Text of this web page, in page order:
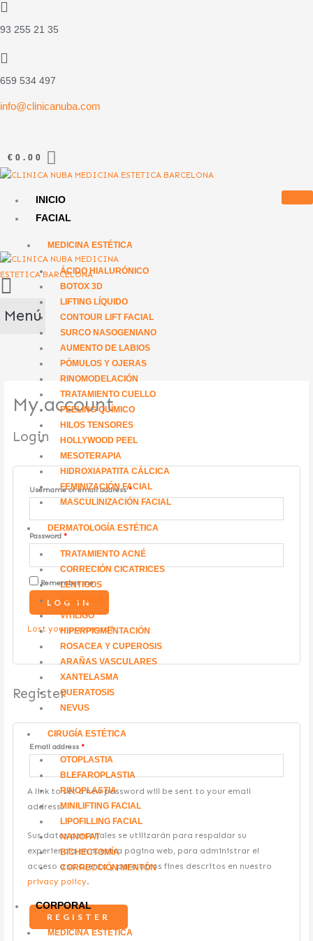
contenido
93 255 21 35
659 534 497
info@clinicanuba.com
€ 0.00
INICIO
FACIAL
MEDICINA ESTÉTICA
ÁCIDO HIALURÓNICO
BОTОX 3D
LIFTING LÍQUIDO
CONTOUR LIFT FACIAL
SURCO NASOGENIANO
AUMENTO DE LABIOS
PÓMULOS Y OJERAS
RINOMODELACIÓN
TRATAMIENTO CUELLO
PEELING QUÍMICO
HILOS TENSORES
HOLLYWOOD PEEL
MESOTERAPIA
HIDROXIAPATITA CÁLCICA
FEMINIZACIÓN FACIAL
MASCULINIZACIÓN FACIAL
DERMATOLOGÍA ESTÉTICA
TRATAMIENTO ACNÉ
CORRECIÓN CICATRICES
LENTIGOS
MELASMA
VITILIGO
HIPERPIGMENTACIÓN
ROSACEA Y CUPEROSIS
ARAÑAS VASCULARES
XANTELASMA
QUERATOSIS
NEVUS
CIRUGÍA ESTÉTICA
OTOPLASTIA
BLEFAROPLASTIA
RINOPLASTIA
MINILIFTING FACIAL
LIPOFILLING FACIAL
NANOFAT
BICHECTOMÍA
CORRECCIÓN MENTÓN
CORPORAL
MEDICINA ESTÉTICA
Menú
My account
Login
Username or email address*
Password*
Remember me
LOG IN
Lost your password?
Register
Email address*
A link to set a new password will be sent to your email
address.
Sus datos personales se utilizarán para respaldar su
experiencia en nuestra página web, para administrar el
acceso a su cuenta y para otros fines descritos en nuestro
privacy policy.
REGISTER